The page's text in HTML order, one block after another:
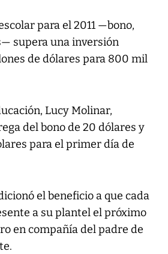
para el 2011 —bono,
supera una inversión
de dólares para 800 mil
Lucy Molinar,
del bono de 20 dólares y
para el primer día de
el beneficio a que cada
a su plantel el próximo
en compañía del padre de